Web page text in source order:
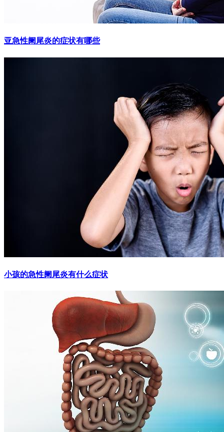
亚急性阑尾炎的症状有哪些
小孩的急性阑尾炎有什么症状